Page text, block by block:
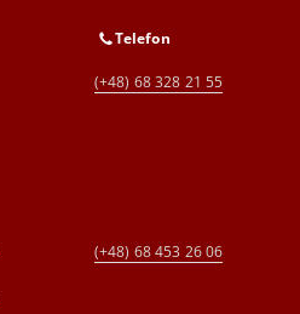
Telefon
(+48) 68 328 21 55
(+48) 68 453 26 06